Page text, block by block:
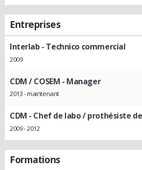
Entreprises
Interlab - Technico commercial
2009
CDM / COSEM - Manager
2013 - maintenant
CDM - Chef de labo / prothésiste
2009 - 2012
Formations